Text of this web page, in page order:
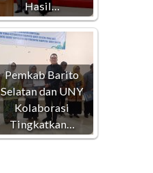
Hasil…
Pemkab Barito
Selatan dan UNY
Kolaborasi
Tingkatkan…